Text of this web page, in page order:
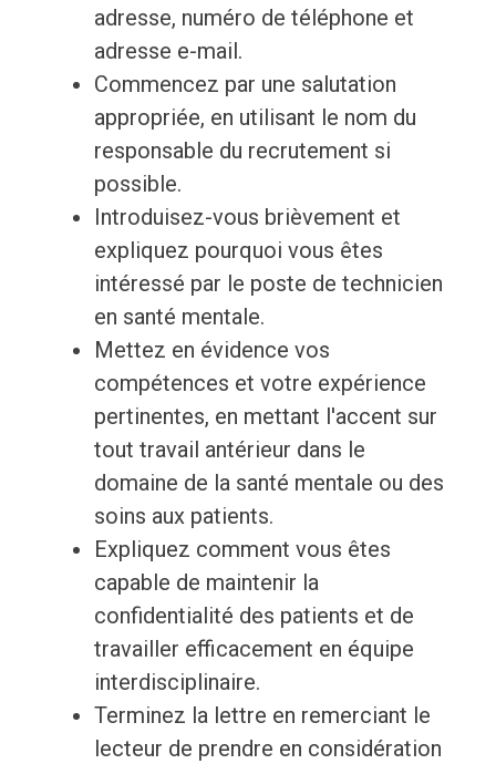
adresse, numéro de téléphone et
adresse e-mail.
Commencez par une salutation
appropriée, en utilisant le nom du
responsable du recrutement si
possible.
Introduisez-vous brièvement et
expliquez pourquoi vous êtes
intéressé par le poste de technicien
en santé mentale.
Mettez en évidence vos
compétences et votre expérience
pertinentes, en mettant l'accent sur
tout travail antérieur dans le
domaine de la santé mentale ou des
soins aux patients.
Expliquez comment vous êtes
capable de maintenir la
confidentialité des patients et de
travailler efficacement en équipe
interdisciplinaire.
Terminez la lettre en remerciant le
lecteur de prendre en considération